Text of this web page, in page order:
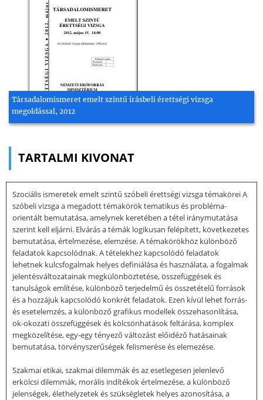
Társadalomismeret emelt szintű írásbeli érettségi vizsga
megoldással, 2012
TARTALMI KIVONAT
Szociális ismeretek emelt szintű szóbeli érettségi vizsga témakörei A
szóbeli vizsga a megadott témakörök tematikus és probléma-
orientált bemutatása, amelynek keretében a tétel iránymutatása
szerint kell eljárni. Elvárás a témák logikusan felépített, következetes
bemutatása, értelmezése, elemzése. A témakörökhöz különböző
feladatok kapcsolódnak. A tételekhez kapcsolódó feladatok
lehetnek kulcsfogalmak helyes definiálása és használata, a fogalmak
jelentésváltozatainak megkülönböztetése, összefüggések és
tanulságok említése, különböző terjedelmű és összetételű források
és a hozzájuk kapcsolódó konkrét feladatok. Ezen kívül lehet forrás-
és esetelemzés, a különböző grafikus modellek összehasonlítása,
ok-okozati összefüggések és kölcsönhatások feltárása, komplex
megközelítése, egy-egy tényező változást előidéző hatásainak
bemutatása, törvényszerűségek felismerése és elemezése.
Szakmai etikai, szakmai dilemmák és az esetlegesen jelenlevő
erkölcsi dilemmák, morális indítékok értelmezése, a különböző
jelenségek, élethelyzetek és szükségletek helyes azonosítása, a